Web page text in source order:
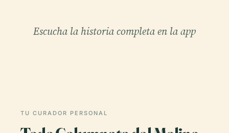
Escucha la historia completa en la app
TU CURADOR PERSONAL